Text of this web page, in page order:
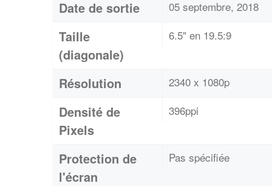
Date de sortie 05 septembre, 2018
Taille
(diagonale)
6.5" en 19.5:9
Résolution 2340 x 1080p
Densité de
Pixels
396ppi
Protection de
l'écran
Pas spécifiée